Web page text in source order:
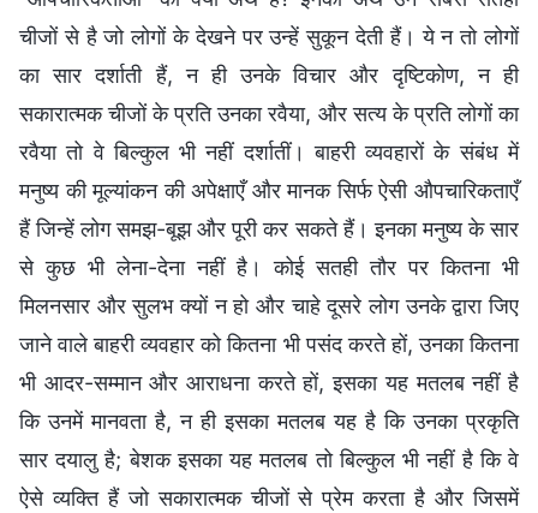
चीजों से है जो लोगों के देखने पर उन्हें सुकून देती हैं। ये न तो लोगों
का सार दर्शाती हैं, न ही उनके विचार और दृष्टिकोण, न ही
सकारात्मक चीजों के प्रति उनका रवैया, और सत्य के प्रति लोगों का
रवैया तो वे बिल्कुल भी नहीं दर्शातीं। बाहरी व्यवहारों के संबंध में
मनुष्य की मूल्यांकन की अपेक्षाएँ और मानक सिर्फ ऐसी औपचारिकताएँ
हैं जिन्हें लोग समझ-बूझ और पूरी कर सकते हैं। इनका मनुष्य के सार
से कुछ भी लेना-देना नहीं है। कोई सतही तौर पर कितना भी
मिलनसार और सुलभ क्यों न हो और चाहे दूसरे लोग उनके द्वारा जिए
जाने वाले बाहरी व्यवहार को कितना भी पसंद करते हों, उनका कितना
भी आदर-सम्मान और आराधना करते हों, इसका यह मतलब नहीं है
कि उनमें मानवता है, न ही इसका मतलब यह है कि उनका प्रकृति
सार दयालु है; बेशक इसका यह मतलब तो बिल्कुल भी नहीं है कि वे
ऐसे व्यक्ति हैं जो सकारात्मक चीजों से प्रेम करता है और जिसमें